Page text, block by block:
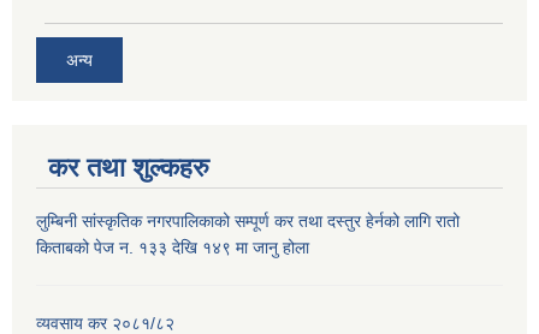
अन्य
कर तथा शुल्कहरु
लुम्बिनी सांस्कृतिक नगरपालिकाको सम्पूर्ण कर तथा दस्तुर हेर्नको लागि रातो
किताबको पेज न. १३३ देखि १४९ मा जानु होला
व्यवसाय कर २०८१/८२